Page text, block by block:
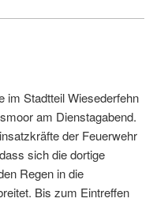
im Stadtteil Wiesederfehn
am Dienstagabend.
der Feuerwehr
sich die dortige
Regen in die
Bis zum Eintreffen